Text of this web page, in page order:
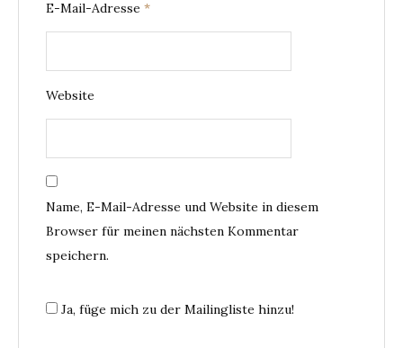
E-Mail-Adresse *
Website
Name, E-Mail-Adresse und Website in diesem
Browser für meinen nächsten Kommentar
speichern.
Ja, füge mich zu der Mailingliste hinzu!